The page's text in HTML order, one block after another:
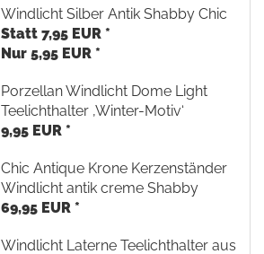
Windlicht Silber Antik Shabby Chic
Statt 7,95 EUR *
Nur 5,95 EUR *
Porzellan Windlicht Dome Light
Teelichthalter ‚Winter-Motiv‘
9,95 EUR *
Chic Antique Krone Kerzenständer
Windlicht antik creme Shabby
69,95 EUR *
Windlicht Laterne Teelichthalter aus